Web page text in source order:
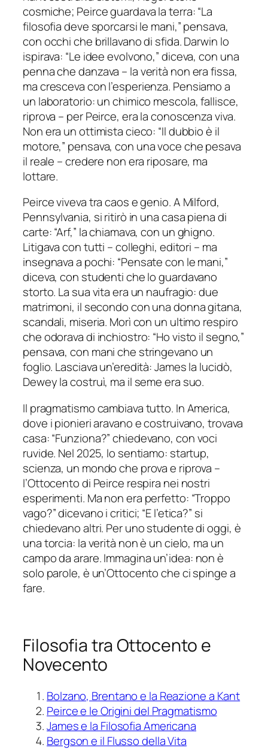
cosmiche; Peirce guardava la terra: “La
filosofia deve sporcarsi le mani,” pensava,
con occhi che brillavano di sfida. Darwin lo
ispirava: “Le idee evolvono,” diceva, con una
penna che danzava – la verità non era fissa,
ma cresceva con l’esperienza. Pensiamo a
un laboratorio: un chimico mescola, fallisce,
riprova – per Peirce, era la conoscenza viva.
Non era un ottimista cieco: “Il dubbio è il
motore,” pensava, con una voce che pesava
il reale – credere non era riposare, ma
lottare.
Peirce viveva tra caos e genio. A Milford,
Pennsylvania, si ritirò in una casa piena di
carte: “Arf,” la chiamava, con un ghigno.
Litigava con tutti – colleghi, editori – ma
insegnava a pochi: “Pensate con le mani,”
diceva, con studenti che lo guardavano
storto. La sua vita era un naufragio: due
matrimoni, il secondo con una donna gitana,
scandali, miseria. Morì con un ultimo respiro
che odorava di inchiostro: “Ho visto il segno,”
pensava, con mani che stringevano un
foglio. Lasciava un’eredità: James la lucidò,
Dewey la costruì, ma il seme era suo.
Il pragmatismo cambiava tutto. In America,
dove i pionieri aravano e costruivano, trovava
casa: “Funziona?” chiedevano, con voci
ruvide. Nel 2025, lo sentiamo: startup,
scienza, un mondo che prova e riprova –
l’Ottocento di Peirce respira nei nostri
esperimenti. Ma non era perfetto: “Troppo
vago?” dicevano i critici; “E l’etica?” si
chiedevano altri. Per uno studente di oggi, è
una torcia: la verità non è un cielo, ma un
campo da arare. Immagina un’idea: non è
solo parole, è un’Ottocento che ci spinge a
fare.
Filosofia tra Ottocento e
Novecento
Bolzano, Brentano e la Reazione a Kant
Peirce e le Origini del Pragmatismo
James e la Filosofia Americana
Bergson e il Flusso della Vita